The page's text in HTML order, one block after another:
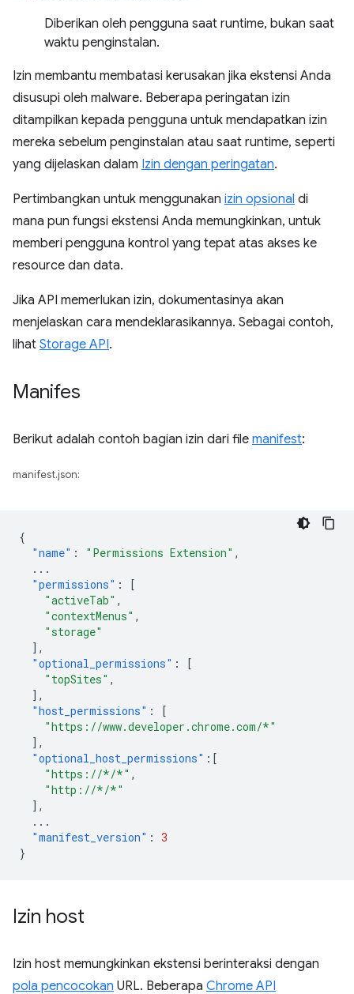
Diberikan oleh pengguna saat runtime, bukan saat
waktu penginstalan.
Izin membantu membatasi kerusakan jika ekstensi Anda
disusupi oleh malware. Beberapa peringatan izin
ditampilkan kepada pengguna untuk mendapatkan izin
mereka sebelum penginstalan atau saat runtime, seperti
yang dijelaskan dalam Izin dengan peringatan.
Pertimbangkan untuk menggunakan izin opsional di
mana pun fungsi ekstensi Anda memungkinkan, untuk
memberi pengguna kontrol yang tepat atas akses ke
resource dan data.
Jika API memerlukan izin, dokumentasinya akan
menjelaskan cara mendeklarasikannya. Sebagai contoh,
lihat Storage API.
Manifes
Berikut adalah contoh bagian izin dari file manifest:
manifest.json:
{
"name" : "Permissions Extension" ,
...
"permissions" :
[
"activeTab" ,
"contextMenus" ,
"storage"
],
"optional_permissions" :
[
"topSites" ,
],
"host_permissions" :
[
"https://www.developer.chrome.com/*"
],
"optional_host_permissions" :[
"https://*/*" ,
"http://*/*"
],
...
"manifest_version" : 3
}
Izin host
Izin host memungkinkan ekstensi berinteraksi dengan
pola pencocokan URL. Beberapa Chrome API